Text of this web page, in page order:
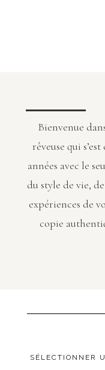
Bienvenue
rêveuse qui
années avec le
du style de vie,
expériences de
copie